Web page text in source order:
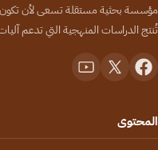
مؤسسة بحثية مستقلة تسعى لأن تكون
تُنتج الدراسات المنهجية التي تدعم
المحتوى